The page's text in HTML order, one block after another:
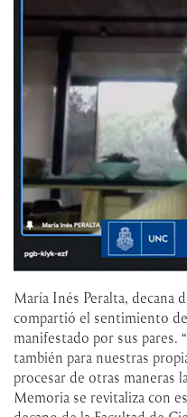
María Inés Peralta, decana
compartió el sentimiento
manifestado por sus pares.
también para nuestras
procesar de otras maneras
Memoria se revitaliza con